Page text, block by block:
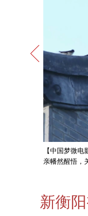
【中国梦微
亲幡然醒悟，
新衡